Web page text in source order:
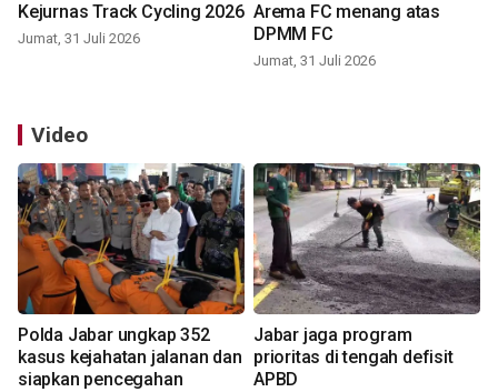
Kejurnas Track Cycling 2026
Jumat, 31 Juli 2026
Arema FC menang atas
DPMM FC
Jumat, 31 Juli 2026
Video
Polda Jabar ungkap 352
kasus kejahatan jalanan dan
siapkan pencegahan
Jabar jaga program
prioritas di tengah defisit
APBD